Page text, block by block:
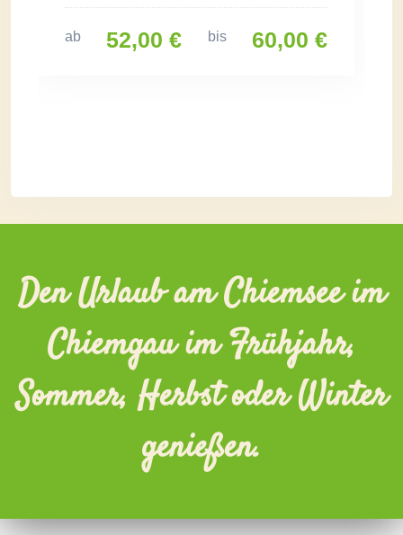
ab 52,00 € bis 60,00 €
Den Urlaub am Chiemsee im
Chiemgau im Frühjahr,
Sommer, Herbst oder Winter
genießen.